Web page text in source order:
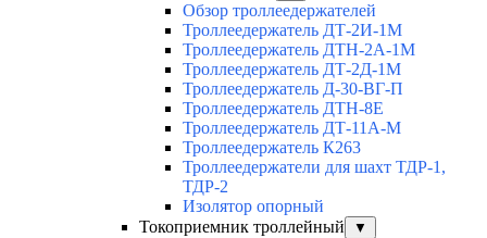
Обзор троллеедержателей
Троллеедержатель ДТ-2И-1М
Троллеедержатель ДТН-2А-1М
Троллеедержатель ДТ-2Д-1М
Троллеедержатель Д-30-ВГ-П
Троллеедержатель ДТН-8Е
Троллеедержатель ДТ-11А-М
Троллеедержатель К263
Троллеедержатели для шахт ТДР-1,
ТДР-2
Изолятор опорный
Токоприемник троллейный
▼